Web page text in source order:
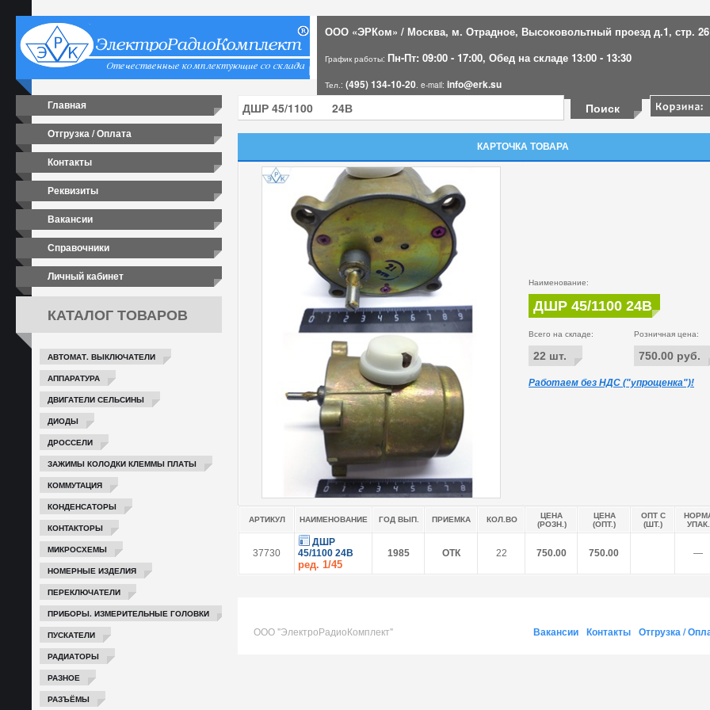
ООО «ЭРКом» / Москва, м. Отрадное, Высоковольтный проезд д.1, стр. 26
График работы: Пн-Пт: 09:00 - 17:00, Обед на складе 13:00 - 13:30
Тел.: (495) 134-10-20. e-mail: info@erk.su
Главная
Отгрузка / Оплата
Контакты
Реквизиты
Вакансии
Справочники
Личный кабинет
КАТАЛОГ ТОВАРОВ
АВТОМАТ. ВЫКЛЮЧАТЕЛИ
АППАРАТУРА
ДВИГАТЕЛИ СЕЛЬСИНЫ
ДИОДЫ
ДРОССЕЛИ
ЗАЖИМЫ КОЛОДКИ КЛЕММЫ ПЛАТЫ
КОММУТАЦИЯ
КОНДЕНСАТОРЫ
КОНТАКТОРЫ
МИКРОСХЕМЫ
НОМЕРНЫЕ ИЗДЕЛИЯ
ПЕРЕКЛЮЧАТЕЛИ
ПРИБОРЫ. ИЗМЕРИТЕЛЬНЫЕ ГОЛОВКИ
ПУСКАТЕЛИ
РАДИАТОРЫ
РАЗНОЕ
РАЗЪЁМЫ
КАРТОЧКА ТОВАРА
Наименование:
ДШР 45/1100 24В
Всего на складе:
22 шт.
Розничная цена:
750.00 руб.
Работаем без НДС ("упрощенка")!
АРТИКУЛ НАИМЕНОВАНИЕ ГОД ВЫП. ПРИЕМКА КОЛ.ВО
ЦЕНА
(РОЗН.)
ЦЕНА
(ОПТ.)
ОПТ С
(ШТ.)
УПАК.
37730
ДШР
45/1100 24В
ред. 1/45
1985 ОТК 22 750.00 750.00 ―
ООО "ЭлектроРадиоКомплект" Отгрузка /
Контакты
Вакансии